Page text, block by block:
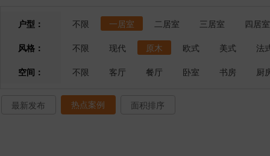
户型： 不限 一居室 二居室 三居室
四居室
风格：
不限 现代 原木 欧式 美式
法
空间：
不限 客厅 餐厅 卧室 书房 厨
最新发布 热点案例 面积排序